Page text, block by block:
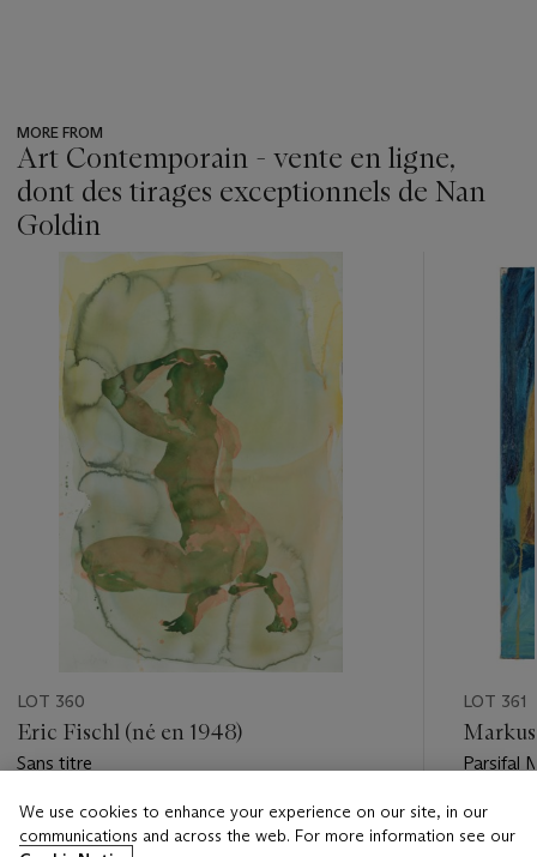
MORE FROM
Art Contemporain - vente en ligne,
dont des tirages exceptionnels de Nan
Goldin
item_current_of_total_txt
LOT 360
Eric Fischl (né en 1948)
Sans titre
Estimate
EUR 6,000 - EUR 8,000
LOT 361
Parsifal
Estimate
We use cookies to enhance your experience on our site, in our
communications and across the web. For more information see our